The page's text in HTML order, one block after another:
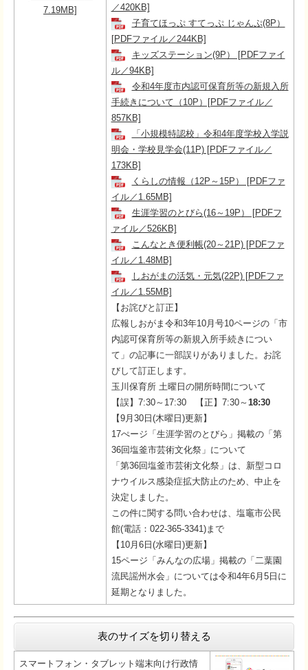
7.19MB]
／420KB]
子育てほっぷ すてっぷ じゃんぷ(8P）
[PDFファイル／244KB]
キッズステーション(9P） [PDFファイ
ル／94KB]
令和4年度市内認可保育所等の新規入所
手続きについて（10P）[PDFファイル／
857KB]
「小規模特認校」令和4年度学校入学説
明会・学校見学会(11P) [PDFファイル／
173KB]
くらしの情報（12P～15P） [PDFファ
イル／1.65MB]
生涯学習のとびら(16～19P） [PDFフ
ァイル／526KB]
こんなとき便利帳(20～21P) [PDFファ
イル／1.48MB]
しおがまの活気・元気(22P) [PDFファ
イル／1.55MB]
【お詫びと訂正】
広報しおがま令和3年10月号10ページの「市
内認可保育所等の新規入所手続きについ
て」の記事に一部誤りがありました。お詫
びして訂正します。
玉川保育所 土曜日の開所時間について
【誤】7:30～17:30 【正】7:30～ 18:30
【9月30日(木曜日)更新】
17ぺージ「生涯学習のとびら」掲載の「第
36回塩釜市芸術文化祭」について
「第36回塩釜市芸術文化祭」は、新型コロ
ナウイルス感染症拡大防止のため、中止を
決定しました。
この件に関する問い合わせは、塩竈市公民
館(電話：022-365-3341)まで
【10月6日(水曜日)更新】
15ページ「みんなの広場」掲載の「二葉園
流民謡州水会」については令和4年6月5日に
延期となりました。
表のサイズを切り替える
スマートフォン・タブレット端末向け行政情